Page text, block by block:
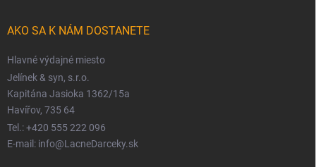
AKO SA K NÁM DOSTANETE
Hlavné výdajné miesto
Jelínek & syn, s.r.o.
Kapitána Jasioka 1362/15a
Havířov, 735 64
Tel.: +420 555 222 096
E-mail: info@LacneDarceky.sk